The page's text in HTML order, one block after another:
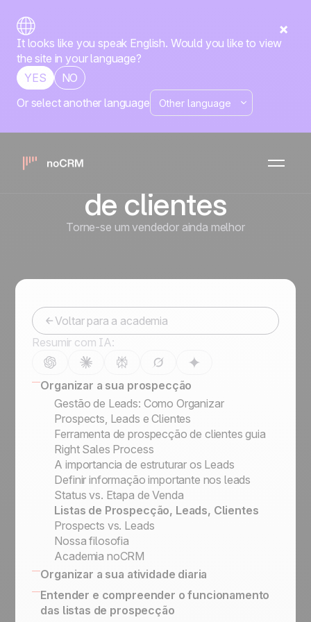
It looks like you speak English. Would you like to view
the site in your language?
YES
NO
Or select another languageListas de
prospecção,
leads e arquivos
de clientes
Torne-se um vendedor ainda melhor
Voltar para a academia
Resumir com IA:
Organizar a sua prospecção
Gestão de Leads: Como Organizar
Prospects, Leads e Clientes
Ferramenta de prospecção de clientes guia
Right Sales Process
A importancia de estruturar os Leads
Definir informação importante nos leads
Status vs. Etapa de Venda
Listas de Prospecção, Leads, Clientes
Prospects vs. Leads
Nossa filosofia
Academia noCRM
Organizar a sua atividade diaria
16 CRM Features
LinkedIn para vendas: Como conquistar e
Entender e compreender o funcionamento
das listas de prospecção